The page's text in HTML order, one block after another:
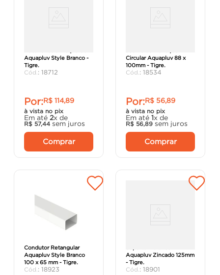
Aquapluv Style Branco -
Tigre.
: 18712
Por:R$ 114,89
à vista no pix
Em até 2x de
R$ 57,44 sem juros
Comprar
Circular Aquapluv 88 x
100mm - Tigre.
: 18534
Por:R$ 56,89
à vista no pix
Em até 1x de
R$ 56,89 sem juros
Comprar
Condutor Retangular
Aquapluv Style Branco
100 x 65 mm - Tigre.
: 18923
Aquapluv Zincado 125mm
- Tigre.
: 18901